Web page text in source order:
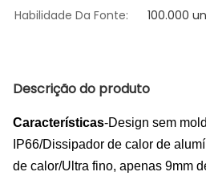
Habilidade Da Fonte: 100.000
Descrição do produto
Características-Design sem
IP66/Dissipador de calor de
de calor/Ultra fino, apenas 9mm